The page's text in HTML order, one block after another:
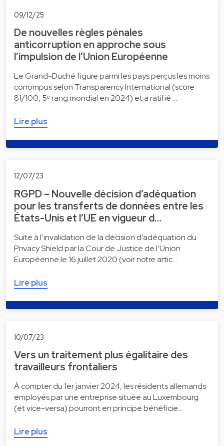
09/12/25
De nouvelles règles pénales
anticorruption en approche sous
l’impulsion de l’Union Européenne
Le Grand-Duché figure parmi les pays perçus les moins
corrompus selon Transparency International (score
81/100, 5ᵉ rang mondial en 2024) et a ratifié …
Lire plus
12/07/23
RGPD – Nouvelle décision d’adéquation
pour les transferts de données entre les
États-Unis et l’UE en vigueur d…
Suite à l’invalidation de la décision d’adéquation du
Privacy Shield par la Cour de Justice de l’Union
Européenne le 16 juillet 2020 (voir notre artic…
Lire plus
10/07/23
Vers un traitement plus égalitaire des
travailleurs frontaliers
À compter du 1er janvier 2024, les résidents allemands
employés par une entreprise située au Luxembourg
(et vice-versa) pourront en principe bénéficie…
Lire plus